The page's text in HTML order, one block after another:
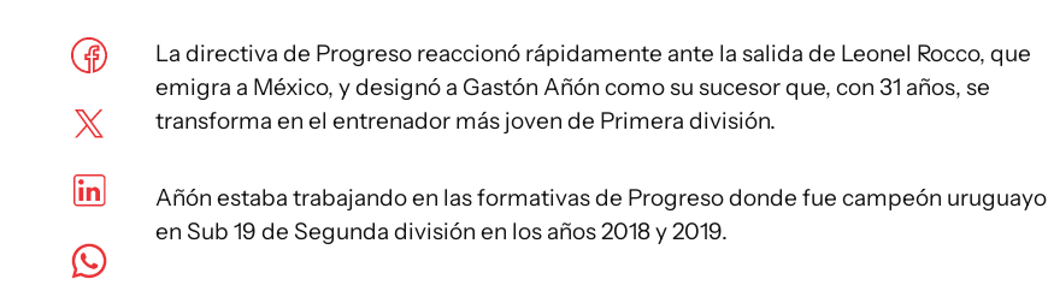
La directiva de Progreso reaccionó rápidamente ante la salida de Leonel Rocco, que
emigra a México, y designó a Gastón Añón como su sucesor que, con 31 años, se
transforma en el entrenador más joven de Primera división.
Añón estaba trabajando en las formativas de Progreso donde fue campeón uruguayo
en Sub 19 de Segunda división en los años 2018 y 2019.